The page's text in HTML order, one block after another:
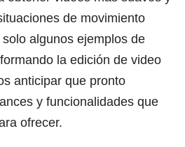
de movimiento
algunos ejemplos de
la edición de video
anticipar que pronto
y funcionalidades que
ofrecer.